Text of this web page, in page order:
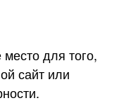
для того,
сайт или